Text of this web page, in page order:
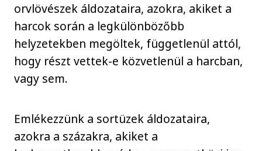
orvlövészek áldozataira, azokra, akiket a
harcok során a legkülönbözőbb
helyzetekben megöltek, függetlenül attól,
hogy részt vettek-e közvetlenül a harcban,
vagy sem.
Emlékezzünk a sortüzek áldozataira,
azokra a százakra, akiket a